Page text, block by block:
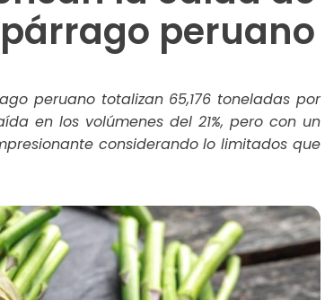
peruano
peruano totalizan 65,176 toneladas por
en los volúmenes del 21%, pero con un
considerando lo limitados que